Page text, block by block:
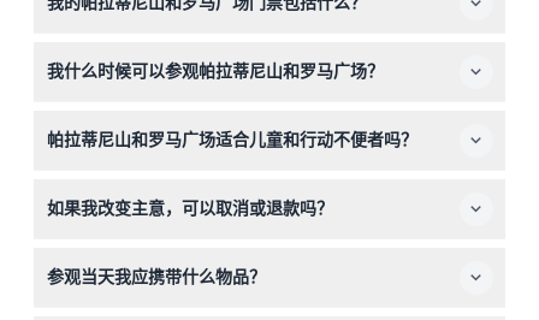
馆、奥古斯都府邸、台伯尼亚宅邸，并包含一段关于古罗马
我什么时候可以参观帕拉蒂尼山和罗马广场？
关闭时间随季节变化：十月底至三月底关闭时间为下午
——请在预订时确认）。
帕拉蒂尼山和罗马广场适合儿童和行动不便者吗？
入场，但必须由付费成人陪同。
如果我改变主意，可以取消或退款吗？
上预订时务必仔细选择日期和时间。
参观当天我应携带什么物品？